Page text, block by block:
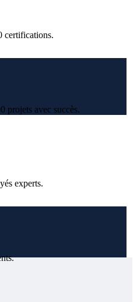
certifications.
projets avec succès.
experts.